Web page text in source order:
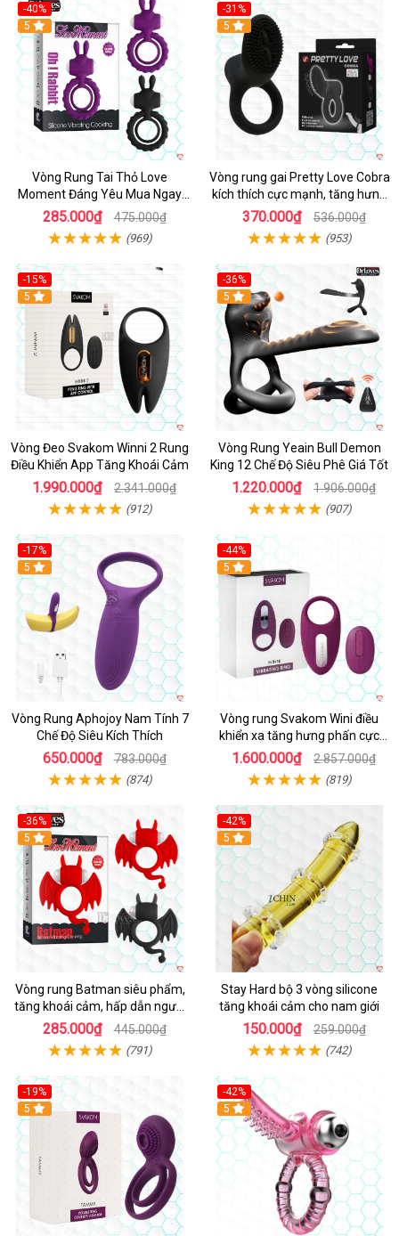
-40%
5
Vòng Rung Tai Thỏ Love
Moment Đáng Yêu Mua Ngay
Giá Tốt
285.000₫ 475.000₫
(969)
-31%
5
Vòng rung gai Pretty Love Cobra
kích thích cực mạnh, tăng hưng
phấn
370.000₫ 536.000₫
(953)
-15%
Hot
5
Vòng Đeo Svakom Winni 2 Rung
Điều Khiển App Tăng Khoái Cảm
1.990.000₫ 2.341.000₫
(912)
-36%
Hot
5
Vòng Rung Yeain Bull Demon
King 12 Chế Độ Siêu Phê Giá Tốt
1.220.000₫ 1.906.000₫
(907)
-17%
Hot
5
Vòng Rung Aphojoy Nam Tính 7
Chế Độ Siêu Kích Thích
650.000₫ 783.000₫
(874)
-44%
5
Vòng rung Svakom Wini điều
khiển xa tăng hưng phấn cực
đỉnh
1.600.000₫ 2.857.000₫
(819)
-36%
5
Vòng rung Batman siêu phẩm,
tăng khoái cảm, hấp dẫn người
dùng
285.000₫ 445.000₫
(791)
-42%
5
Stay Hard bộ 3 vòng silicone
tăng khoái cảm cho nam giới
150.000₫ 259.000₫
(742)
-19%
5
-42%
5